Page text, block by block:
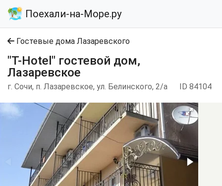
Поехали-на-Море.ру
Гостевые дома Лазаревского
"T-Hotel" гостевой дом,
Лазаревское
г. Сочи, п. Лазаревское, ул. Белинского, 2/а ID 84104